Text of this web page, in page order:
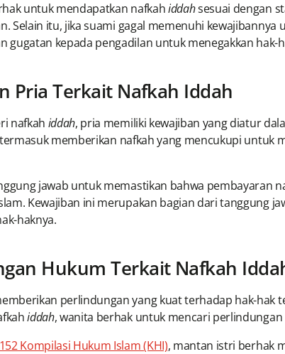
untuk mendapatkan nafkahiddahsesuai dengan
Selain itu, jika suami gagal memenuhi
gugatan kepada pengadilan untuk menegakkan hak-
Pria Terkait Nafkah Iddah
nafkah iddah, pria memiliki kewajiban yang diatur
memberikan nafkah yang mencukupi untuk
jawab untuk memastikan bahwa pembayaran
Kewajiban ini merupakan bagian dari tanggung
haknya.
Hukum Terkait Nafkah
perlindungan yang kuat terhadap hak-hak
iddah, wanita berhak untuk mencari
Kompilasi Hukum Islam (KHI), mantan istri berhak